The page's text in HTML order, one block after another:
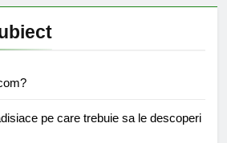
pe care trebuie sa le descoperi